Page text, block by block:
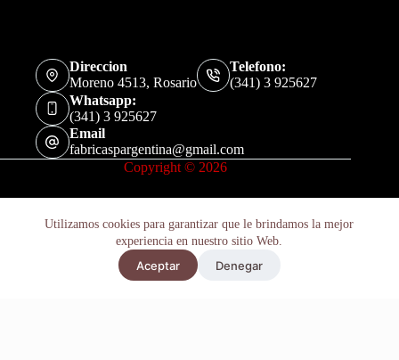
Utilizamos cookies para garantizar que le brindamos la mejor
experiencia en nuestro sitio Web.
Aceptar Denegar
Direccion
Moreno 4513, Rosario
Telefono:
(341) 3 925627
Whatsapp:
(341) 3 925627
Email
fabricaspargentina@gmail.com
Copyright © 2026
Protector Parrilla Cutriciclo Yamaha Yfz 700 Raptor 2010-18 Añadir al carrito